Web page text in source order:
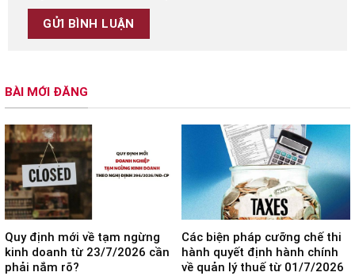
BÀI MỚI ĐĂNG
Quy định mới về tạm ngừng
kinh doanh từ 23/7/2026 cần
phải nắm rõ?
Các biện pháp cưỡng chế thi
hành quyết định hành chính
về quản lý thuế từ 01/7/2026